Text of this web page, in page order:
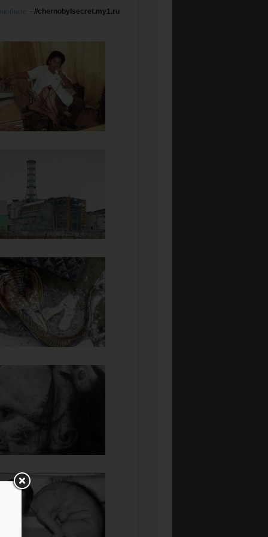
- //chernobylsecret.my1.ru